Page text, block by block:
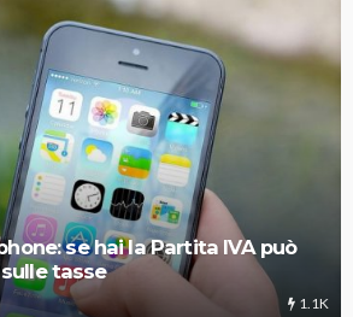
se hai la Partita IVA può
tasse
1.1K